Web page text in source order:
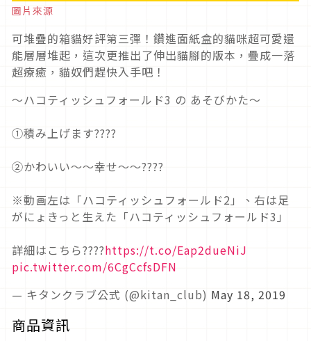
圖片來源
可堆疊的箱貓好評第三彈！鑽進面紙盒的貓咪超可愛還
能層層堆起，這次更推出了伸出貓腳的版本，疊成一落
超療癒，貓奴們趕快入手吧！
～ハコティッシュフォールド3 の あそびかた～
①積み上げます????
②かわいい～～幸せ～～????
※動画左は「ハコティッシュフォールド2」、右は足
がにょきっと生えた「ハコティッシュフォールド3」
詳細はこちら????https://t.co/Eap2dueNiJ
pic.twitter.com/6CgCcfsDFN
— キタンクラブ公式 (@kitan_club) May 18, 2019
商品資訊